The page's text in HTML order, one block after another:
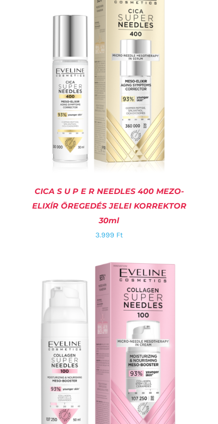
KOSÁRBA TESZEM RÉSZLETEK
/ RÉSZLETEK
CICA S U P E R NEEDLES 400 MEZO-
ELIXÍR ÖREGEDÉS JELEI KORREKTOR
30ml
3.999 Ft